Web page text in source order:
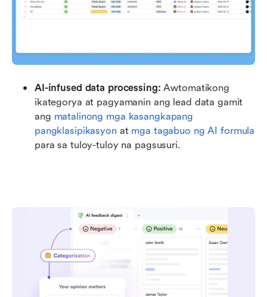
AI-infused data processing: Awtomatikong
ikategorya at pagyamanin ang lead data gamit
ang matalinong mga kasangkapang
pangklasipikasyon at mga tagabuo ng AI formula
para sa tuloy-tuloy na pagsusuri.